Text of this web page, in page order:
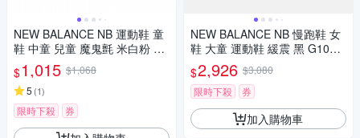
NEW BALANCE NB 運動鞋 童
鞋 中童 兒童 魔鬼氈 米白粉 PV
5742BA-W楦
$1,015 $1,068
5 (1)
限時下殺 券
NEW BALANCE NB 慢跑鞋 女
鞋 大童 運動鞋 緩震 黑 G1080
B14
$2,926 $3,080
限時下殺
券
加入購物車